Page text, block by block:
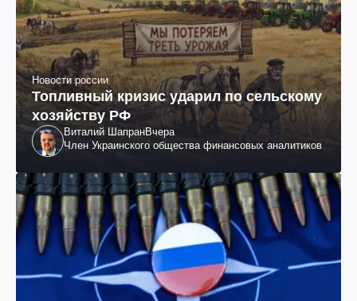
Новости россии
Топливный кризис ударил по сельскому
хозяйству РФ
Виталий ШапранВчера
Член Украинского общества финансовых аналитиков